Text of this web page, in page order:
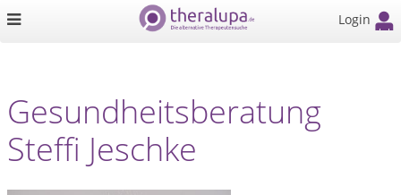
Login
Gesundheitsberatung
Steffi Jeschke